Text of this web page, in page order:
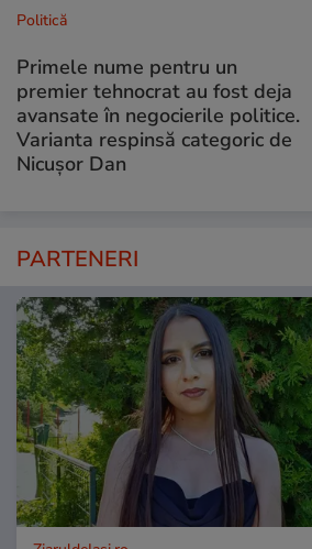
Politică
Primele nume pentru un
premier tehnocrat au fost deja
avansate în negocierile politice.
Varianta respinsă categoric de
Nicușor Dan
PARTENERI